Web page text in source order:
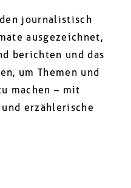
journalistisch
ausgezeichnet,
berichten und das
um Themen und
machen – mit
erzählerische